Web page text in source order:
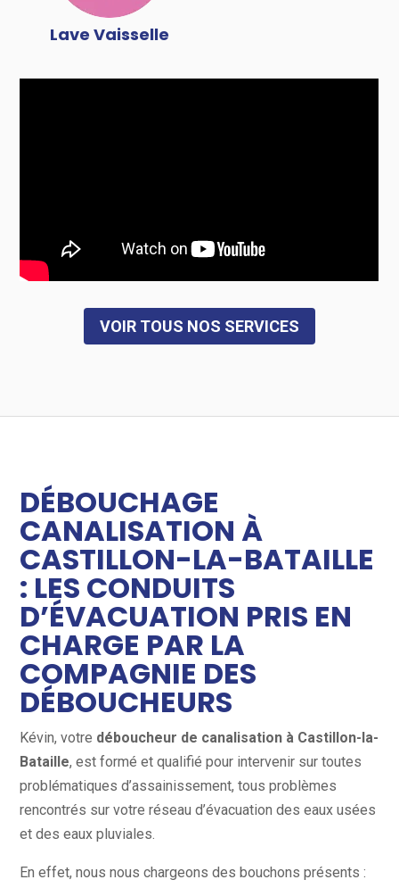
Lave Vaisselle
VOIR TOUS NOS SERVICES
DÉBOUCHAGE
CANALISATION À
CASTILLON-LA-BATAILLE
: LES CONDUITS
D’ÉVACUATION PRIS EN
CHARGE PAR LA
COMPAGNIE DES
DÉBOUCHEURS
Kévin, votre déboucheur de canalisation à Castillon-la-
Bataille, est formé et qualifié pour intervenir sur toutes
problématiques d’assainissement, tous problèmes
rencontrés sur votre réseau d’évacuation des eaux usées
et des eaux pluviales.
En effet, nous nous chargeons des bouchons présents :